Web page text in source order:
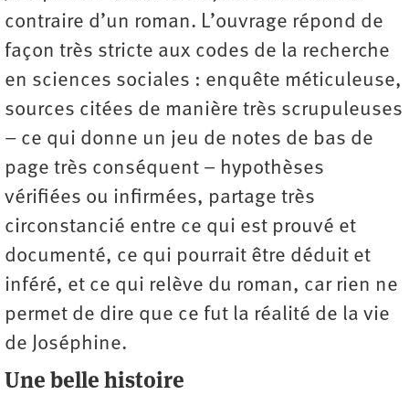
contraire d’un roman. L’ouvrage répond de
façon très stricte aux codes de la recherche
en sciences sociales : enquête méticuleuse,
sources citées de manière très scrupuleuses
– ce qui donne un jeu de notes de bas de
page très conséquent – hypothèses
vérifiées ou infirmées, partage très
circonstancié entre ce qui est prouvé et
documenté, ce qui pourrait être déduit et
inféré, et ce qui relève du roman, car rien ne
permet de dire que ce fut la réalité de la vie
de Joséphine.
Une belle histoire